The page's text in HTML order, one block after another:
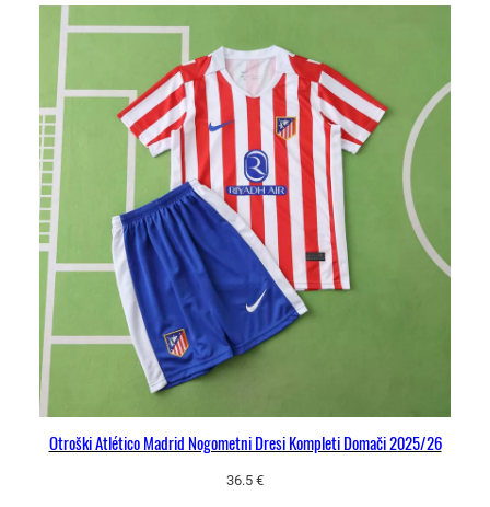
e
i
2
7
k
o
l
č
n
a
Otroški Atlético Madrid Nogometni Dresi Kompleti Domači 2025/26
36.5 €